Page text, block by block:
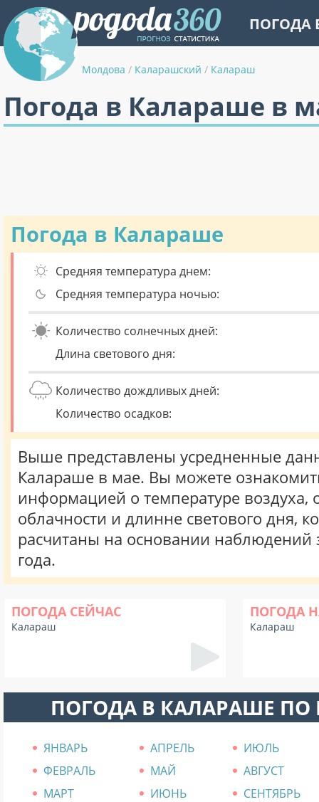
ПОГОДА
Молдова / Каларашский / Калараш
Погода в Калараше в
Погода в Калараше
Средняя температура днем:
Средняя температура ночью:
Количество солнечных дней:
Длина светового дня:
Количество дождливых дней:
Количество осадков:
Выше представлены усредненные
Калараше в мае. Вы можете
информацией о температуре воздуха,
облачности и длинне светового дня,
расчитаны на основании наблюдений
года.
ПОГОДА СЕЙЧАС
Калараш
ПОГОДА
Калараш
ПОГОДА В КАЛАРАШЕ
ЯНВАРЬ АПРЕЛЬ
ИЮЛЬ
ФЕВРАЛЬ
МАЙ
АВГУСТ
МАРТ
ИЮНЬ СЕНТЯБРЬ